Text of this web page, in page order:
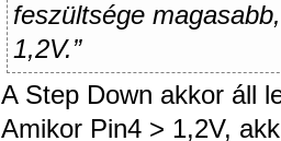
feszültsége
1,2V.”
A Step Down akkor áll
Amikor Pin4 > 1,2V,